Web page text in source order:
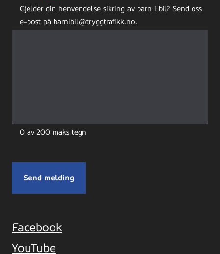
Gjelder din henvendelse sikring av barn i bil? Send oss
e-post på barnibil@tryggtrafikk.no.
0 av 200 maks tegn
Facebook
YouTube